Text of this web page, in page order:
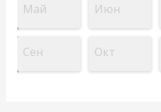
Май Июн
Сен Окт